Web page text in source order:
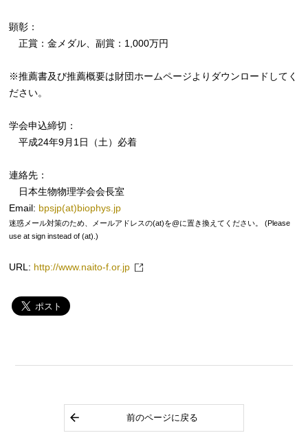
顕彰：
正賞：金メダル、副賞：1,000万円
※推薦書及び推薦概要は財団ホームページよりダウンロードしてく
ださい。
学会申込締切：
平成24年9月1日（土）必着
連絡先：
日本生物物理学会会長室
Email: bpsjp(at)biophys.jp
迷惑メール対策のため、メールアドレスの(at)を@に置き換えてください。 (Please
use at sign instead of (at).)
URL: http://www.naito-f.or.jp
前のページに戻る